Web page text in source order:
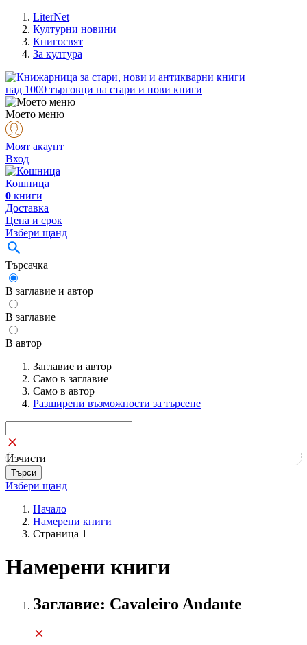
LiterNet
Културни новини
Книгосвят
За култура
над 1000 търговци на стари и нови книги
Моето меню
Моят акаунт
Вход
Кошница
0 книги
Доставка
Цена и срок
Избери щанд
Търсачка
В заглавие и автор
В заглавие
В автор
Заглавие и автор
Само в заглавие
Само в автор
Разширени възможности за търсене
Изчисти
Избери щанд
Начало
Намерени книги
Страница 1
Намерени книги
Заглавие: Cavaleiro Andante